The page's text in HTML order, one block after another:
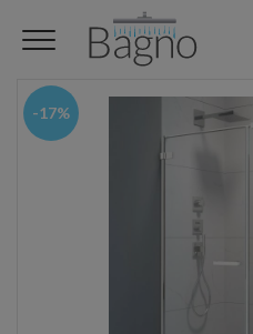
-17%